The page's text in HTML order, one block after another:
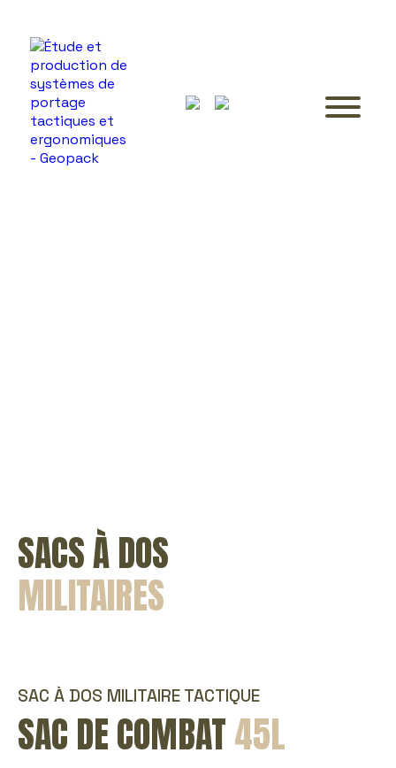
SACS À DOS
MILITAIRES
SAC À DOS MILITAIRE TACTIQUE
SAC DE COMBAT45L